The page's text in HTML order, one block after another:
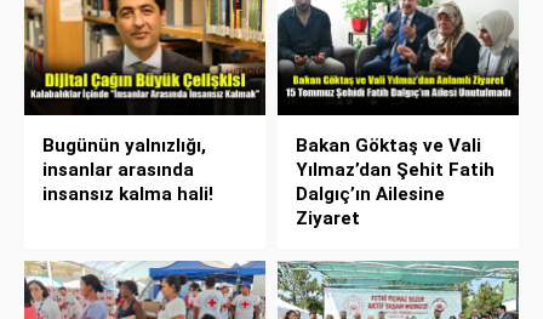
Bugünün yalnızlığı,
insanlar arasında
insansız kalma hali!
Bakan Göktaş ve Vali
Yılmaz’dan Şehit Fatih
Dalgıç’ın Ailesine
Ziyaret